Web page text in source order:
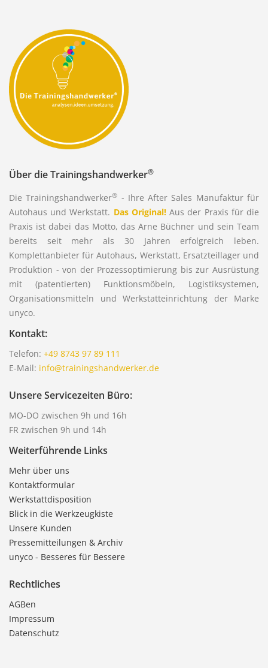
Über die Trainingshandwerker®
Die Trainingshandwerker® - Ihre After Sales Manufaktur für
Autohaus und Werkstatt. Das Original!Aus der Praxis für die
Praxis ist dabei das Motto, das Arne Büchner und sein Team
bereits seit mehr als 30 Jahren erfolgreich leben.
Komplettanbieter für Autohaus, Werkstatt, Ersatzteillager und
Produktion - von der Prozessoptimierung bis zur Ausrüstung
mit (patentierten) Funktionsmöbeln, Logistiksystemen,
Organisationsmitteln und Werkstatteinrichtung der Marke
unyco.
Kontakt:
Telefon: +49 8743 97 89 111
E-Mail: info@trainingshandwerker.de
Unsere Servicezeiten Büro:
MO-DO zwischen 9h und 16h
FR zwischen 9h und 14h
Weiterführende Links
Mehr über uns
Kontaktformular
Werkstattdisposition
Blick in die Werkzeugkiste
Unsere Kunden
Pressemitteilungen & Archiv
unyco - Besseres für Bessere
Rechtliches
AGBen
Impressum
Datenschutz